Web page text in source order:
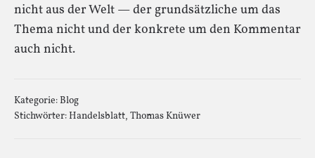
nicht aus der Welt — der grundsätzliche um das
Thema nicht und der konkrete um den Kommentar
auch nicht.
Kategorie:Blog
Stichwörter:Handelsblatt, Thomas Knüwer